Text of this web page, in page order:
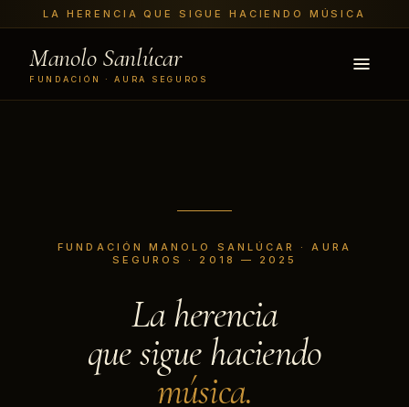
LA HERENCIA QUE SIGUE HACIENDO MÚSICA
Manolo Sanlúcar
FUNDACIÓN · AURA SEGUROS
FUNDACIÓN MANOLO SANLÚCAR · AURA
SEGUROS · 2018 — 2025
La herencia
que sigue haciendo
música.